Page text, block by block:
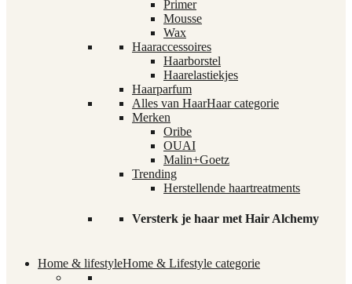
Primer
Mousse
Wax
Haaraccessoires
Haarborstel
Haarelastiekjes
Haarparfum
Alles van HaarHaar categorie
Merken
Oribe
OUAI
Malin+Goetz
Trending
Herstellende haartreatments
Versterk je haar met Hair Alchemy
Home & lifestyleHome & Lifestyle categorie